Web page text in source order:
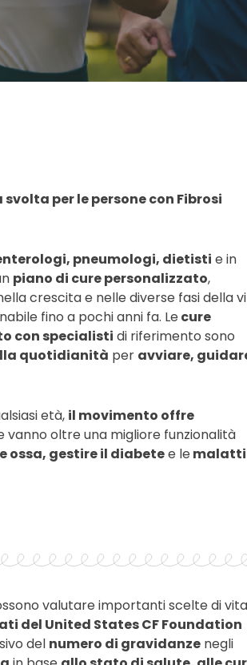
per le persone con Fibrosi
pneumologi, dietisti e in
piano di cure personalizzato,
crescita e nelle diverse fasi della
fino a pochi anni fa. Le cure
con specialisti di riferimento sono
quotidianità per avviare,
età, il movimento offre
oltre una migliore funzionalità
ossa, gestire il diabetee le
valutare importanti scelte di
del United States CF Foundation
del numero di gravidanze negli